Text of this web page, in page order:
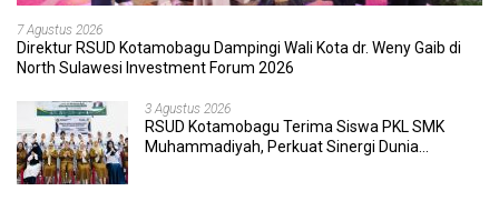
7 Agustus 2026
Direktur RSUD Kotamobagu Dampingi Wali Kota dr. Weny Gaib di
North Sulawesi Investment Forum 2026
3 Agustus 2026
RSUD Kotamobagu Terima Siswa PKL SMK
Muhammadiyah, Perkuat Sinergi Dunia